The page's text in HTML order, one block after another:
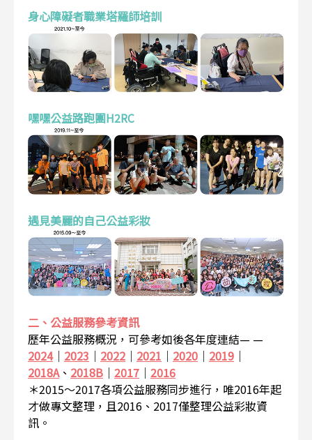
身心障礙者職業塔羅師培訓
嘿嘿公益路跑團H2RC
遇見美麗的自己公益彩妝
二、公益服務參考資訊
歷年公益服務概況，可參考如後各年度連結— —
2024｜ 2023 ｜ 2022 ｜ 2021 ｜ 2020 ｜ 2019 ｜
2018A、 2018B ｜ 2017 ｜ 2016
＊2015～2017各項公益服務同步進行，唯2016年起
才做專文整理，且2016、2017僅整理公益彩妝資
訊。